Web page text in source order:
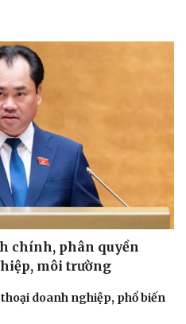
chính, phân quyền
môi trường
doanh nghiệp, phổ biến